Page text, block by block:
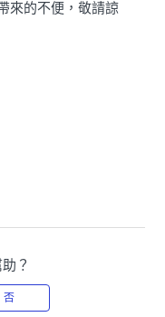
來的不便，敬請諒
？
否